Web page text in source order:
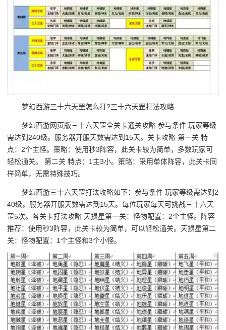
梦幻西游三十六天罡怎么打?三十六天罡打法攻略
梦幻西游网页版三十六天罡全关卡通关攻略 参与条件 玩家等级
需达到240级。服务器开服天数需达到15天。关卡攻略 第一关 特
点：2个主怪。策略：使用秒3阵容，此关卡较为简单，多数玩家可
轻松通关。 第二关 特点：1主3小。策略：采用单体阵容，此关卡同
样简单，无需特殊技巧。
梦幻西游三十六天罡打法攻略如下：参与条件 玩家等级需达到2
40级。服务器开服天数需达到15天。每位玩家每天可挑战三十六天
罡5次。各关卡打法攻略 天损星第一关：怪物配置：2个主怪。阵容
推荐：使用秒3阵容，此关卡较为简单，可以轻松通关。天损星第二
关：怪物配置：1个主怪和3个小怪。